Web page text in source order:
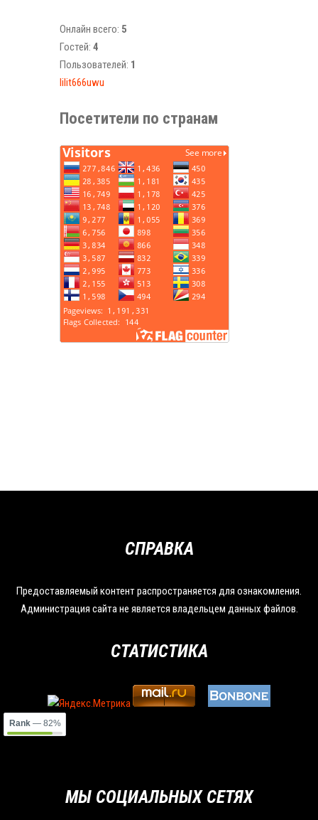
Онлайн всего: 5
Гостей: 4
Пользователей: 1
lilit666uwu
Посетители по странам
СПРАВКА
Предоставляемый контент распространяется для ознакомления.
Администрация сайта не является владельцем данных файлов.
СТАТИСТИКА
Rank— 82%
МЫ СОЦИАЛЬНЫХ СЕТЯХ